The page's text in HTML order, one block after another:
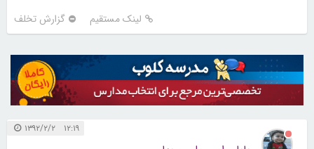
لینک مستقیم گزارش تخلف
۱۲:۱۹ ۱۳۹۲/۲/۲